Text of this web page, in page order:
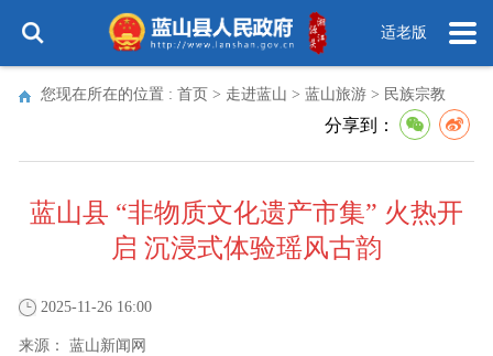
适老版
您现在所在的位置 : 首页 > 走进蓝山 > 蓝山旅游 > 民族宗教
分享到：
蓝山县 “非物质文化遗产市集” 火热开
启 沉浸式体验瑶风古韵
2025-11-26 16:00
来源： 蓝山新闻网